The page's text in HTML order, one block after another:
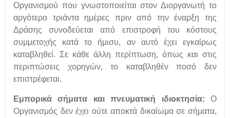
Οργανισμού που γνωστοποιείται στον Διοργανωτή το
αργότερο τριάντα ημέρες πριν από την έναρξη της
Δράσης συνοδεύεται από επιστροφή του κόστους
συμμετοχής κατά το ήμισυ, αν αυτό έχει εγκαίρως
καταβληθεί. Σε κάθε άλλη περίπτωση, όπως και στις
περιπτώσεις χορηγών, το καταβληθέν ποσό δεν
επιστρέφεται.
Εμπορικά σήματα και πνευματική ιδιοκτησία: Ο
Οργανισμός δεν έχει ούτε αποκτά δικαίωμα σε σήματα,